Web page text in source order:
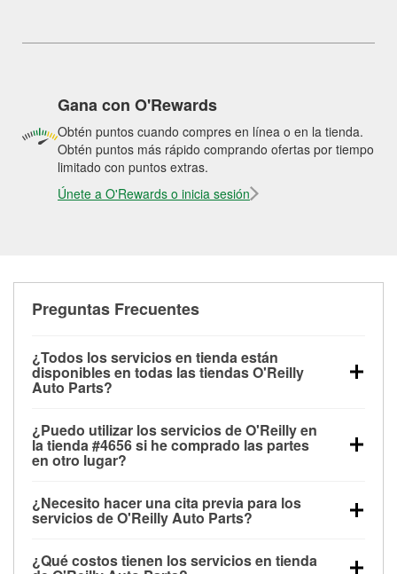
Gana con O'Rewards
Obtén puntos cuando compres en línea o en la tienda.
Obtén puntos más rápido comprando ofertas por tiempo
limitado con puntos extras.
Únete a O'Rewards o inicia sesión
Preguntas Frecuentes
¿Todos los servicios en tienda están
disponibles en todas las tiendas O'Reilly
Auto Parts?
las pruebas de batería, pruebas de alternador y
motor de arranque, revisión de la luz “Check Engine”
con O'Reilly VeriScan® e instalación de
limpiaparabrisas o bombillas, están disponibles en
todas las tiendas O'Reilly Auto Parts. La tienda
servicios especializados como:reciclaje de baterías
¿Puedo utilizar los servicios de O'Reilly en
la tienda #4656 si he comprado las partes
en otro lugar?
de O'Reilly Auto Parts que estén disponibles en la
tienda #4656 de Hanceville, AL aunque hayas
pruebas de batería y recarga, así como reciclaje de
¿Necesito hacer una cita previa para los
servicios de O'Reilly Auto Parts?
los servicios ofrecidos en la tienda O'Reilly Auto
¿Qué costos tienen los servicios en tienda